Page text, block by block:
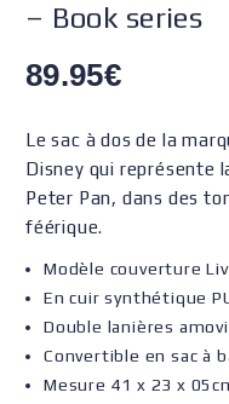
– Book series
89.95€
Le sac à dos de la
Disney qui représente
Peter Pan, dans des
féérique.
Modèle couverture
En cuir synthétique
Double lanières
Convertible en sac à
Mesure 41 x 23 x